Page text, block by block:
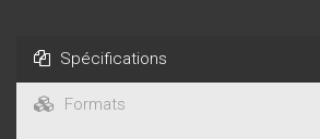
Spécifications
Formats